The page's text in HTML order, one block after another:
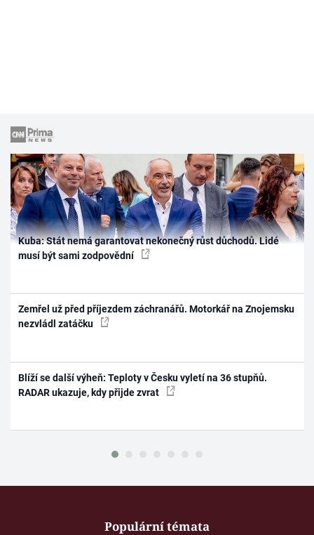
Kuba: Stát nemá garantovat nekonečný růst důchodů. Lidé
musí být sami zodpovědní
Zemřel už před příjezdem záchranářů. Motorkář na Znojemsku
nezvládl zatáčku
Blíží se další výheň: Teploty v Česku vyletí na 36 stupňů.
RADAR ukazuje, kdy přijde zvrat
Populární témata